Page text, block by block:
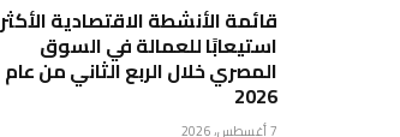
قائمة الأنشطة الاقتصادية الأكثر
استيعابًا للعمالة في السوق
المصري خلال الربع الثاني من عام
2026
7 أغسطس، 2026